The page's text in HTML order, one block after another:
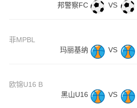
邦警察FC
VS
菲MPBL
玛丽基纳
VS
欧锦U16 B
黑山U16
VS